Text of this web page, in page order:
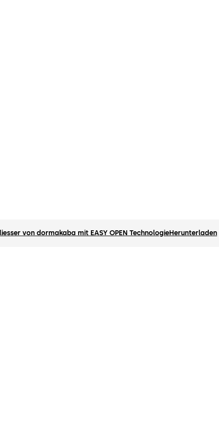
von dormakaba mit EASY OPEN TechnologieHerunterladen